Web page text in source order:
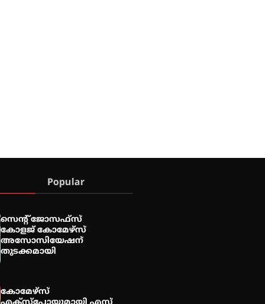
Popular
സെന്റ് ജോസഫ്സ്
കോളജ് കോമേഴ്‌സ്
അസോസിയേഷന്
തുടക്കമായി
കോമേഴ്സ്